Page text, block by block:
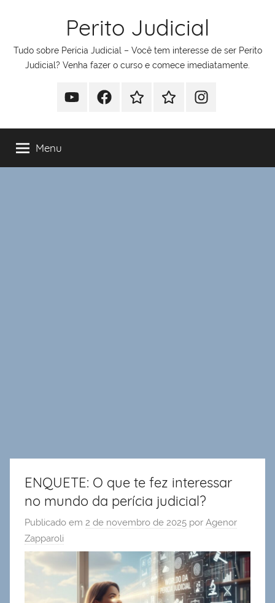
conteúdo
Perito Judicial
Tudo sobre Perícia Judicial – Você tem interesse de ser Perito
Judicial? Venha fazer o curso e comece imediatamente.
YoutubeFacebookWhatsappTelegramInstagram
Menu
ENQUETE: O que te fez interessar
no mundo da perícia judicial?
Publicado em 2 de novembro de 2025 por Agenor
Zapparoli